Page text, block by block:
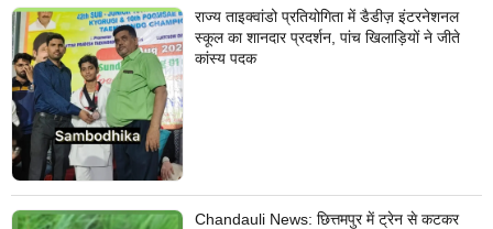
राज्य ताइक्वांडो प्रतियोगिता में डैडीज़ इंटरनेशनल
स्कूल का शानदार प्रदर्शन, पांच खिलाड़ियों ने जीते
कांस्य पदक
Chandauli News: छित्तमपुर में ट्रेन से कटकर